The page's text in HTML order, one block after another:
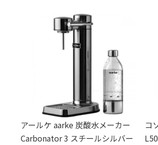
アールケ aarke 炭酸水メーカー
Carbonator 3 スチールシルバー
コ